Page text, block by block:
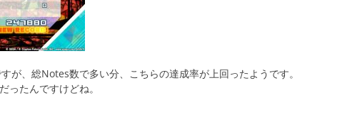
が、総Notes数で多い分、こちらの達成率が上回ったようです。
ったんですけどね。